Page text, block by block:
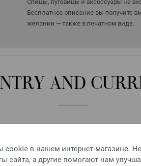
AND
в нашем интернет-магазине.
сайта, а другие помогают нам
Спицы, пуговицы и аксессуары не
Бесплатное описание вы получите
желании — также в печатном виде.
Круговые
Круговые
8,31 $ без